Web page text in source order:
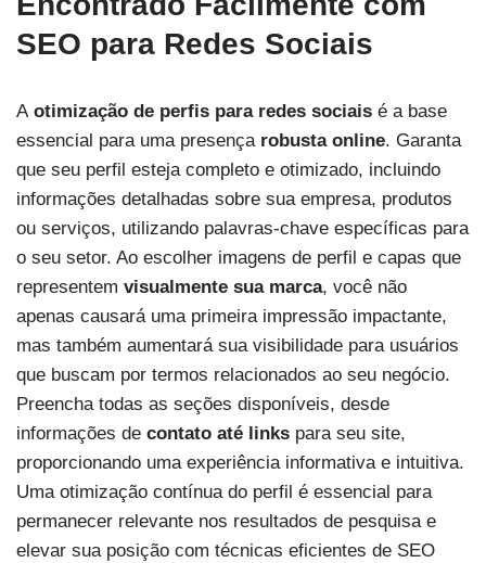
SEO para Redes Sociais
Aotimização de perfis para redes sociais é a base
essencial para uma presençarobusta online. Garanta
que seu perfil esteja completo e otimizado, incluindo
informações detalhadas sobre sua empresa, produtos
ou serviços, utilizando palavras-chave específicas para
o seu setor. Ao escolher imagens de perfil e capas que
representem visualmente sua marca, você não
apenas causará uma primeira impressão impactante,
mas também aumentará sua visibilidade para usuários
que buscam por termos relacionados ao seu negócio.
Preencha todas as seções disponíveis, desde
informações de contato até links para seu site,
proporcionando uma experiência informativa e intuitiva.
Uma otimização contínua do perfil é essencial para
permanecer relevante nos resultados de pesquisa e
elevar sua posição com técnicas eficientes de SEO